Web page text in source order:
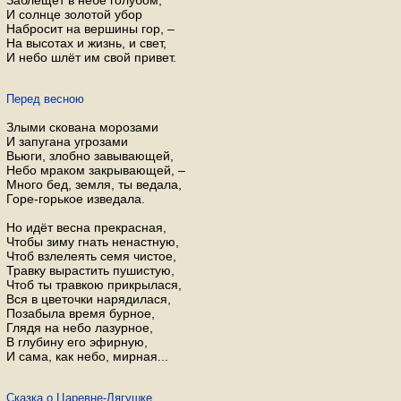
И солнце золотой убор
Набросит на вершины гор, –
На высотах и жизнь, и свет,
И небо шлёт им свой привет.
Перед весною
Злыми скована морозами
И запугана угрозами
Вьюги, злобно завывающей,
Небо мраком закрывающей, –
Много бед, земля, ты ведала,
Горе-горькое изведала.
Но идёт весна прекрасная,
Чтобы зиму гнать ненастную,
Чтоб взлелеять семя чистое,
Травку вырастить пушистую,
Чтоб ты травкою прикрылася,
Вся в цветочки нарядилася,
Позабыла время бурное,
Глядя на небо лазурное,
В глубину его эфирную,
И сама, как небо, мирная...
Сказка о Царевне-Лягушке